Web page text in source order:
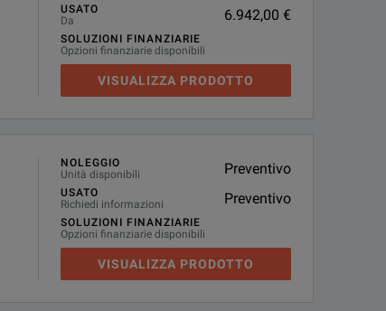
USATO
Da
6.942,00 €
SOLUZIONI FINANZIARIE
Opzioni finanziarie disponibili
VISUALIZZA PRODOTTO
NOLEGGIO
Unità disponibili
Preventivo
USATO
Richiedi informazioni
Preventivo
SOLUZIONI FINANZIARIE
Opzioni finanziarie disponibili
VISUALIZZA PRODOTTO